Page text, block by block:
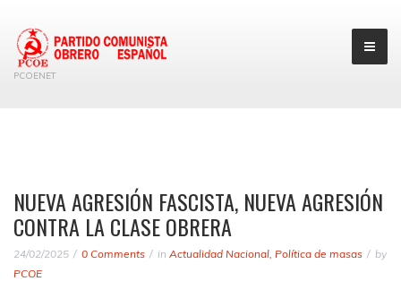
PCOENET
NUEVA AGRESIÓN FASCISTA, NUEVA AGRESIÓN
CONTRA LA CLASE OBRERA
24/02/2025 0 Comments in Actualidad Nacional Política de masas
by
PCOE